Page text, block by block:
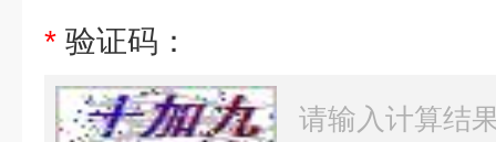
* 验证码：